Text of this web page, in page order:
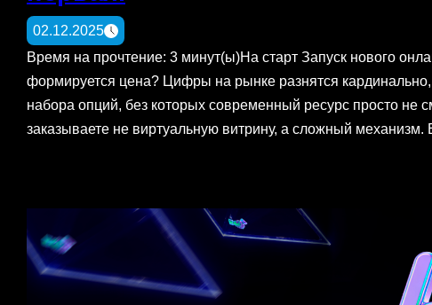
02.12.2025
Время на прочтение: 3 минут(ы)На старт Запуск нового
формируется цена? Цифры на рынке разнятся кардинально,
набора опций, без которых современный ресурс просто не
заказываете не виртуальную витрину, а сложный механизм.